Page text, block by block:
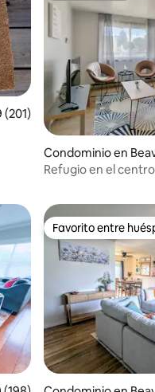
promedio: 4.89 de 5;
(201)
Condominio en
Refugio en el
Favorito entre
Favorito entre